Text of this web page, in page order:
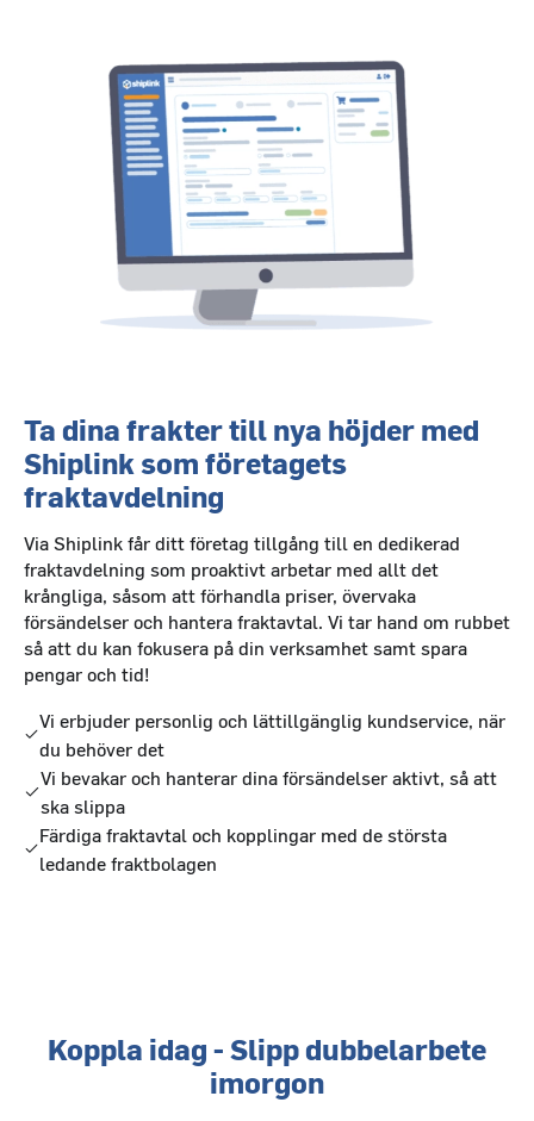
Ta dina frakter till nya höjder med
Shiplink som företagets
fraktavdelning
Via Shiplink får ditt företag tillgång till en dedikerad
fraktavdelning som proaktivt arbetar med allt det
krångliga, såsom att förhandla priser, övervaka
försändelser och hantera fraktavtal. Vi tar hand om rubbet
så att du kan fokusera på din verksamhet samt spara
pengar och tid!
Vi erbjuder personlig och lättillgänglig kundservice, när
du behöver det
Vi bevakar och hanterar dina försändelser aktivt, så att
ska slippa
Färdiga fraktavtal och kopplingar med de största
ledande fraktbolagen
Koppla idag - Slipp dubbelarbete
imorgon